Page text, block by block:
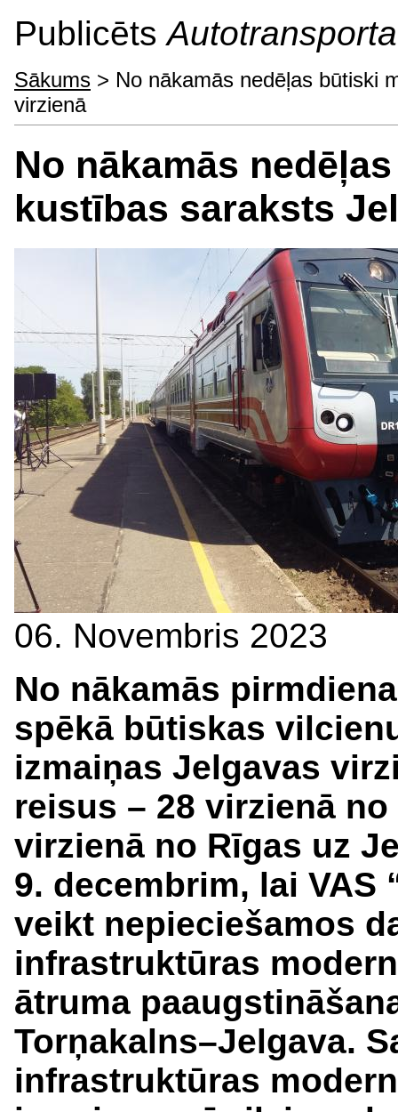
Publicēts
Sākums > No nākamās nedēļas būtiski
virzienā
No nākamās
kustības saraksts
06. Novembris 2023
No nākamās
spēkā būtiskas
izmaiņas Jelgavas
reisus – 28 virzienā
virzienā no Rīgas uz
9. decembrim, lai VAS
veikt nepieciešamos
infrastruktūras
ātruma
Torņakalns–Jelgava.
infrastruktūras